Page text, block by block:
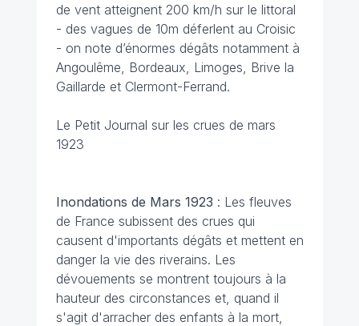
de vent atteignent 200 km/h sur le littoral
- des vagues de 10m déferlent au Croisic
- on note d’énormes dégâts notamment à
Angoulême, Bordeaux, Limoges, Brive la
Gaillarde et Clermont-Ferrand.
Le Petit Journal sur les crues de mars
1923
Inondations de Mars 1923 : Les fleuves
de France subissent des crues qui
causent d'importants dégâts et mettent en
danger la vie des riverains. Les
dévouements se montrent toujours à la
hauteur des circonstances et, quand il
s'agit d'arracher des enfants à la mort,